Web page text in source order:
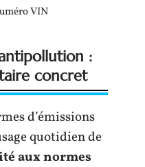
VIN
:
concret
d’émissions
quotidien de
aux normes